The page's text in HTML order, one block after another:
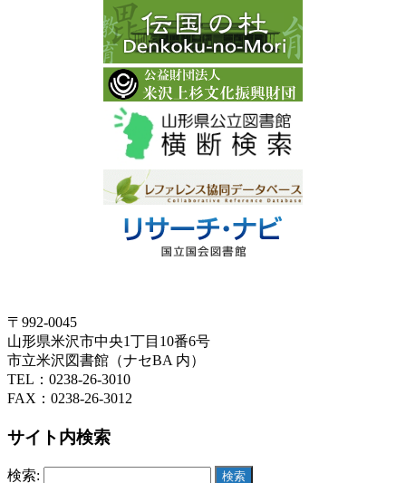
〒992-0045
山形県米沢市中央1丁目10番6号
市立米沢図書館（ナセBA 内）
TEL：0238-26-3010
FAX：0238-26-3012
サイト内検索
検索: